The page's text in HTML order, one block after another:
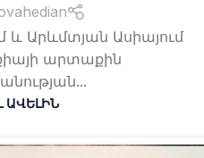
և Արևմտյան Ասիայում
արտաքին
ԱՎԵԼԻՆ